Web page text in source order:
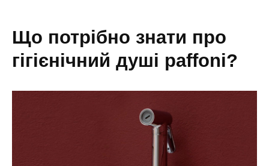
що потрібно знати про
гігієнічний душі paffoni?